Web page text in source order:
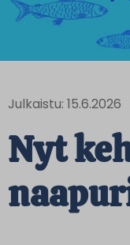
Julkaistu: 15.6.2026
Nyt